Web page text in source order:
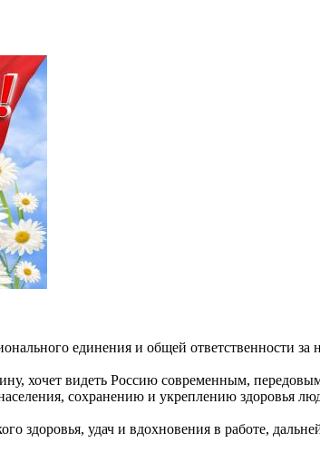
единения и общей ответственности
видеть Россию современным, передовым
сохранению и укреплению здоровья
удач и вдохновения в работе,